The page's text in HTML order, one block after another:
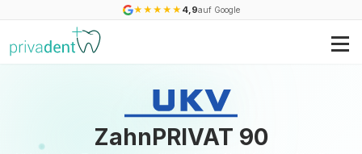
★ ★ ★ ★ ★ 4,9auf Google
ZahnPRIVAT 90